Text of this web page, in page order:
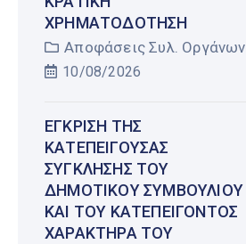
ΧΡΗΜΑΤΟΔΌΤΗΣΗ
Αποφάσεις Συλ. Οργάνων
10/08/2026
ΈΓΚΡΙΣΗ ΤΗΣ
ΚΑΤΕΠΕΊΓΟΥΣΑΣ
ΣΎΓΚΛΗΣΗΣ ΤΟΥ
ΔΗΜΟΤΙΚΟΎ ΣΥΜΒΟΥΛΊΟΥ
ΚΑΙ ΤΟΥ ΚΑΤΕΠΕΊΓΟΝΤΟΣ
ΧΑΡΑΚΤΉΡΑ ΤΟΥ